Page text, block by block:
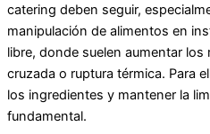
catering deben seguir,
manipulación de alimentos en
libre, donde suelen aumentar
cruzada o ruptura térmica. Para
los ingredientes y mantener la
fundamental.